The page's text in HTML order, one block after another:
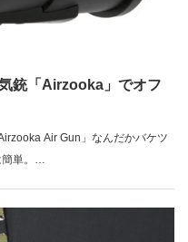
銃「Airzooka」でオフ
Air Gun」なんだかバケツ
簡単。…